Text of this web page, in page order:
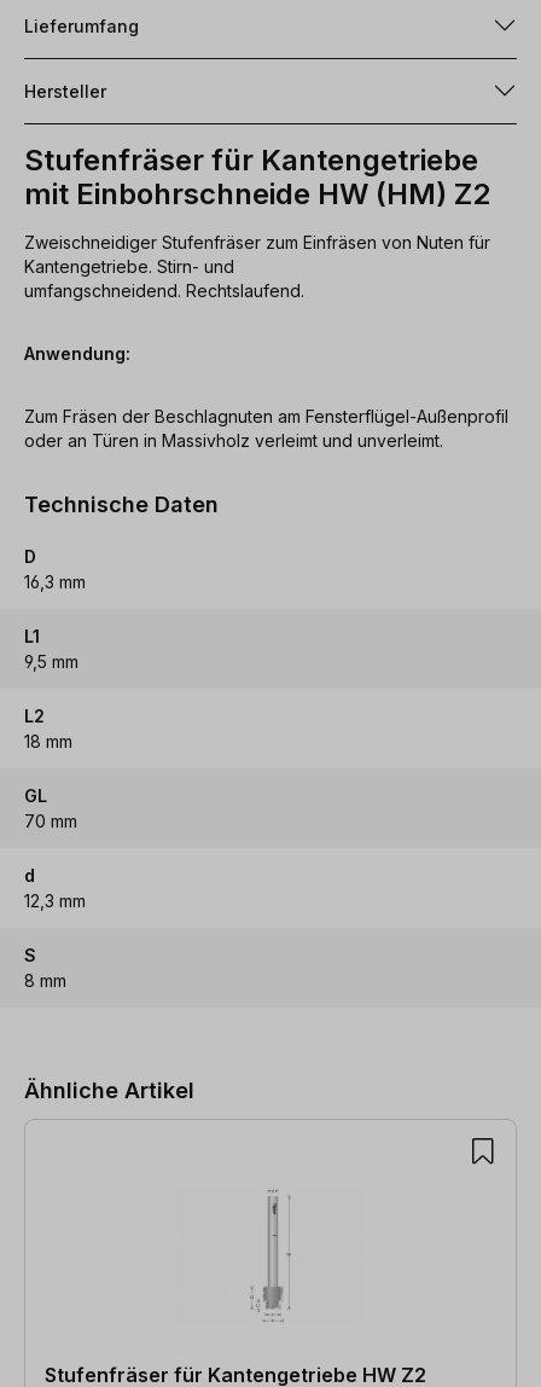
Lieferumfang
Hersteller
Stufenfräser für Kantengetriebe
mit Einbohrschneide HW (HM) Z2
Zweischneidiger Stufenfräser zum Einfräsen von Nuten für
Kantengetriebe. Stirn- und
umfangschneidend. Rechtslaufend.
Anwendung:
Zum Fräsen der Beschlagnuten am Fensterflügel-Außenprofil
oder an Türen in Massivholz verleimt und unverleimt.
Technische Daten
D
16,3 mm
L1
9,5 mm
L2
18 mm
GL
70 mm
d
12,3 mm
S
8 mm
Ähnliche Artikel
Stufenfräser für Kantengetriebe HW Z2